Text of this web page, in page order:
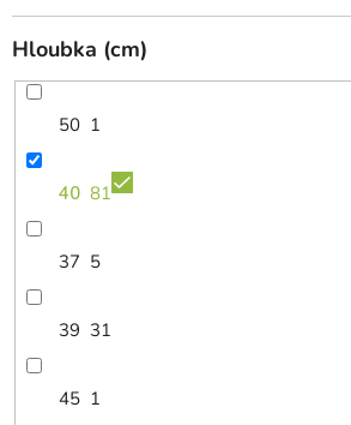
Hloubka (cm)
50 1
40 81
37 5
39 31
45 1